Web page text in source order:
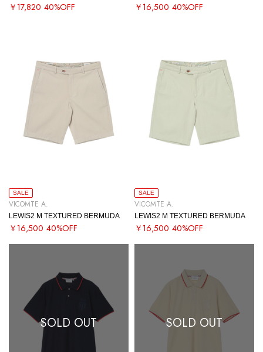
￥17,820 40%OFF ￥16,500 40%OFF
SALE
VICOMTE A.
LEWIS2 M TEXTURED BERMUDA
￥16,500 40%OFF
SALE
VICOMTE A.
LEWIS2 M TEXTURED BERMUDA
￥16,500 40%OFF
SOLD OUT SOLD OUT